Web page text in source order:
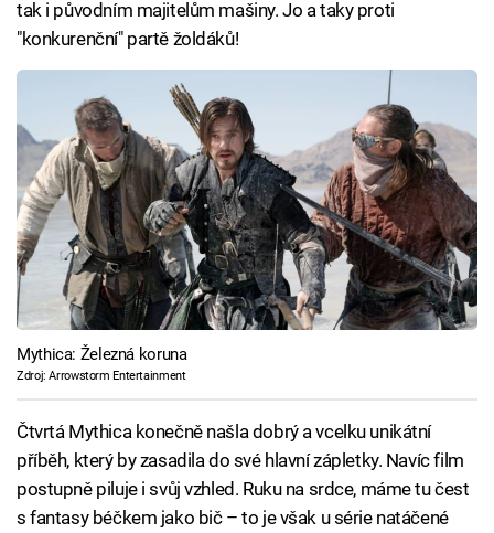
tak i původním majitelům mašiny. Jo a taky proti
"konkurenční" partě žoldáků!
Mythica: Železná koruna
Zdroj: Arrowstorm Entertainment
Čtvrtá Mythica konečně našla dobrý a vcelku unikátní
příběh, který by zasadila do své hlavní zápletky. Navíc film
postupně piluje i svůj vzhled. Ruku na srdce, máme tu čest
s fantasy béčkem jako bič – to je však u série natáčené